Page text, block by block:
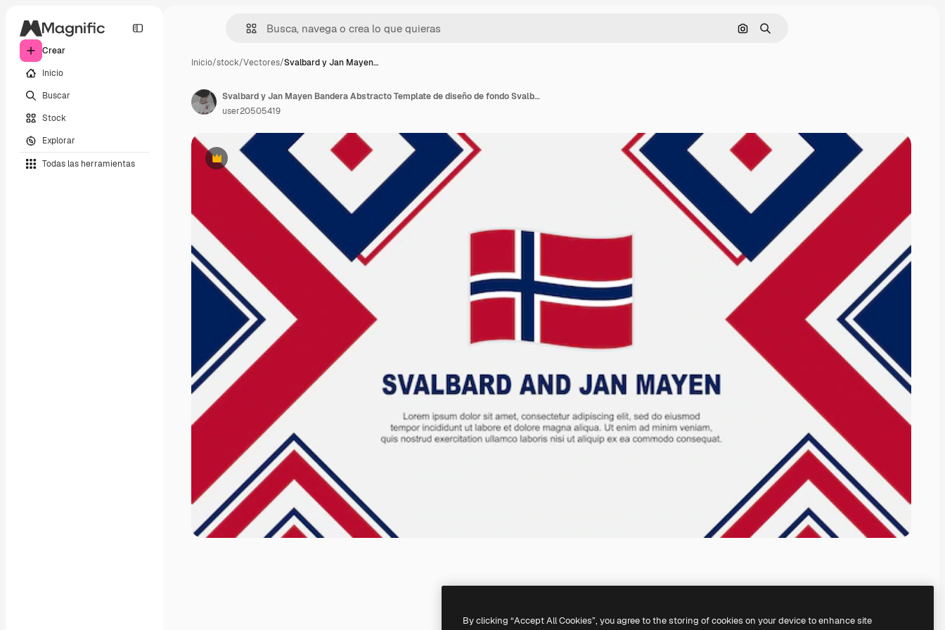
Crear
Inicio
Buscar
Stock
Explorar
Todas las herramientas
Buscar por imagen
Buscar
Inicio/stock/Vectores/Svalbard y Jan Mayen…
Premium
Svalbard y Jan Mayen Bandera Abstracto Template de diseño de fondo Svalbard Y Jan Mayen Día de la Independencia Bandera Papel de pared Ilustración vectorial Día de la Independiencia
user20505419
By clicking “Accept All Cookies”, you agree to the storing of cookies on your device to enhance site